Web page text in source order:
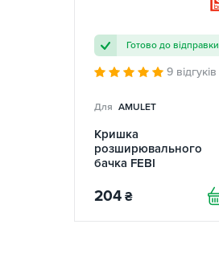
Готово до відправки
9 відгуків
Для AMULET
Кришка
розширювального
бачка FEBI
204 ₴